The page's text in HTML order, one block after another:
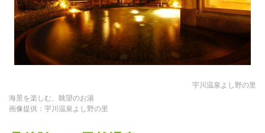
宇川温泉よし野の里
海景を楽しむ、眺望のお湯
画像提供：宇川温泉よし野の里